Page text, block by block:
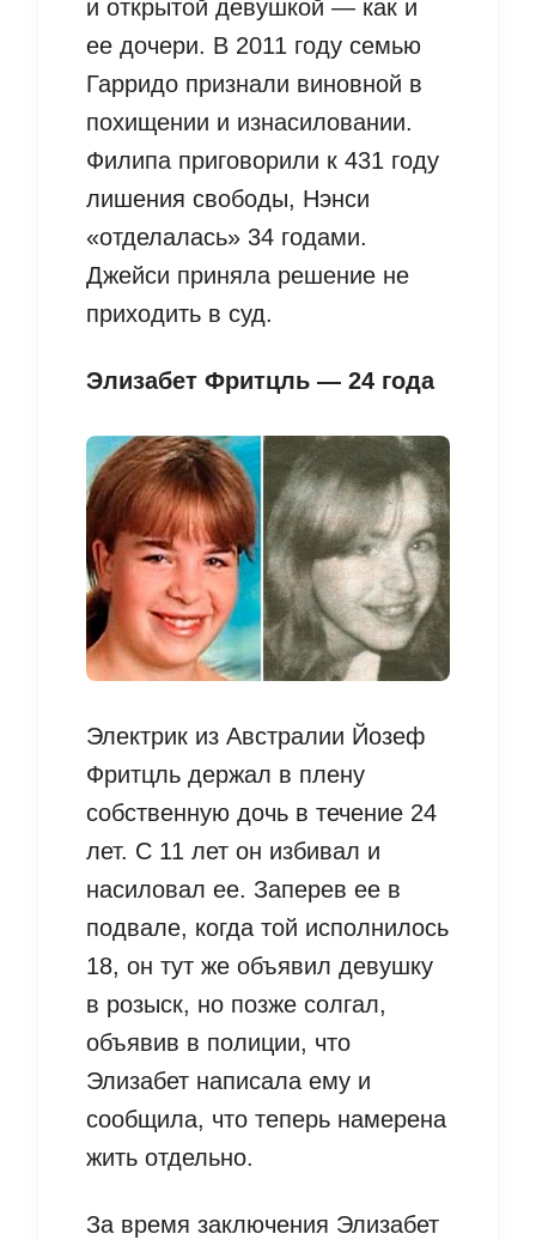
и открытой девушкой — как и
ее дочери. В 2011 году семью
Гарридо признали виновной в
похищении и изнасиловании.
Филипа приговорили к 431 году
лишения свободы, Нэнси
«отделалась» 34 годами.
Джейси приняла решение не
приходить в суд.
Элизабет Фритцль — 24 года
Электрик из Австралии Йозеф
Фритцль держал в плену
собственную дочь в течение 24
лет. С 11 лет он избивал и
насиловал ее. Заперев ее в
подвале, когда той исполнилось
18, он тут же объявил девушку
в розыск, но позже солгал,
объявив в полиции, что
Элизабет написала ему и
сообщила, что теперь намерена
жить отдельно.
За время заключения Элизабет